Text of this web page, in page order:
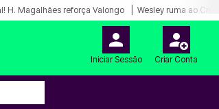
H. Magalhães reforça Valongo Wesley ruma ao
Iniciar Sessão Criar Conta